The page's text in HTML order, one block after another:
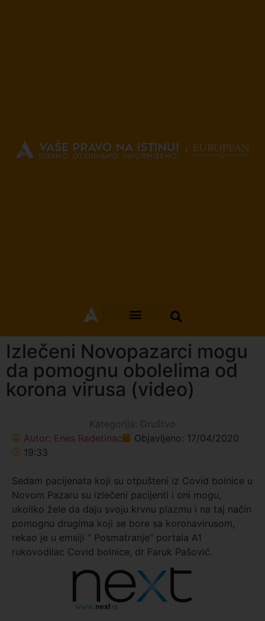
Izlečeni Novopazarci mogu
da pomognu obolelima od
korona virusa (video)
Kategorija: Društvo
Autor: Enes Radetinac Objavljeno: 17/04/2020
19:33
Sedam pacijenata koji su otpušteni iz Covid bolnice u
Novom Pazaru su izlečeni pacijenti i oni mogu,
ukoliko žele da daju svoju krvnu plazmu i na taj način
pomognu drugima koji se bore sa koronavirusom,
rekao je u emsiji “ Posmatranje“ portala A1
rukovodilac Covid bolnice, dr Faruk Pašović.